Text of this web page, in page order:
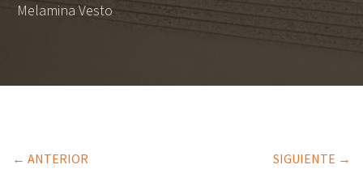
Melamina Vesto
← ANTERIOR SIGUIENTE →